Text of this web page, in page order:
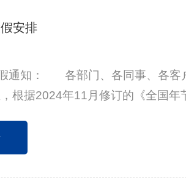
安排
通知： 各部门、各同事、各客
根据2024年11月修订的《全国年
调休，共5天。4月27日（周日）
假日，5月6日（星期二）正常上